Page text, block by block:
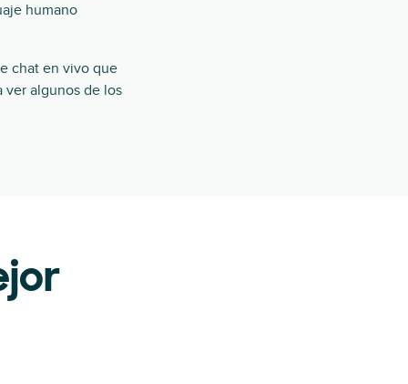
humano
chat en vivo que
ver algunos de los